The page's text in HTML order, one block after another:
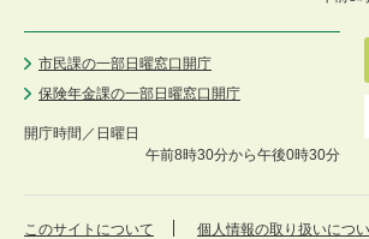
市民課の一部日曜窓口開庁
保険年金課の一部日曜窓口開庁
開庁時間／ 日曜日
午前8時30分から午後0時30分
このサイトについて
個人情報の取り扱いにつ